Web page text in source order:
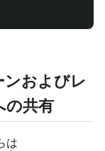
およびレ
の共有
は